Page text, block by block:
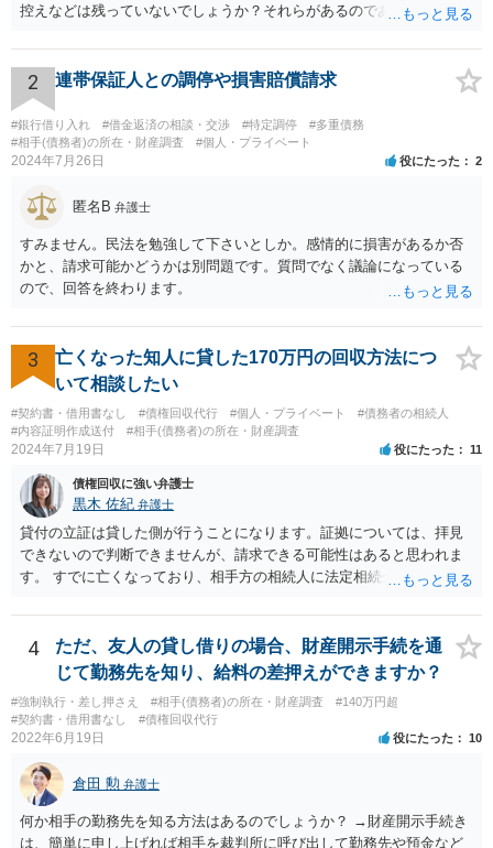
控えなどは残っていないでしょうか？それらがあるのであればメール
です。 彼の住所については住民票上の住所であれば調査することは可
能です。 弁護士に依頼した際の費用にいては現在弁護士費用が自由化
されており法律事務所によって異なりますので、あくまで目安となり
ますが、交渉を依頼すると①着手金が請求額×8％or10万円の高い方、
②成功報酬が16％、③実費というところでしょうか。法律事務所によ
っては別途日当を請求するところもあると思います。 勝訴の見込みや
お伺いできればお伝えさせていただきますので、宜しければ、個別に
2 連帯保証人との調停や損害賠償請求
#銀行借り入れ #借金返済の相談・交渉 #特定調停
#多重債務
#相手(債務者)の所在・財産調査
#個人・プライベート
2024年7月26日 役にたった 2
匿名B 弁護士
すみません。民法を勉強して下さいとしか。感情的に損害があるか否
かと、請求可能かどうかは別問題です。質問でなく議論になっている
ので、回答を終わります。
3
亡くなった知人に貸した170万円の回収方法につ
いて相談したい
#契約書・借用書なし #債権回収代行 #個人・プライベート
#債務者の相続人
#内容証明作成送付
#相手(債務者)の所在・財産調査
2024年7月19日 役にたった 11
債権回収に強い弁護士
黒木 佐紀 弁護士
貸付の立証は貸した側が行うことになります。証拠については、拝見
できないので判断できませんが、請求できる可能性はあると思われま
す。 すでに亡くなっており、相手方の相続人に法定相続分に応じて請
が難しくなります。 お早めに相続人に請求していくか、それが難しい
場合は、弁護士に相談されるのがよろしいかと思います。
4
ただ、友人の貸し借りの場合、財産開示手続を通
じて勤務先を知り、給料の差押えができますか？
#強制執行・差し押さえ #相手(債務者)の所在・財産調査
#140万円超
#契約書・借用書なし
#債権回収代行
2022年6月19日 役にたった 10
倉田 勲 弁護士
何か相手の勤務先を知る方法はあるのでしょうか？ →財産開示手続き
は、簡単に申し上げれば相手を裁判所に呼び出して勤務先や預金など